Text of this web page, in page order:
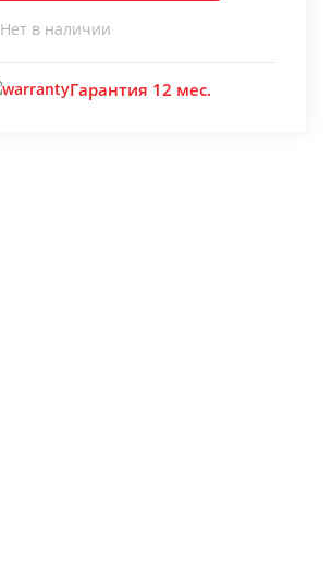
Нет в наличии
Гарантия 12 мес.